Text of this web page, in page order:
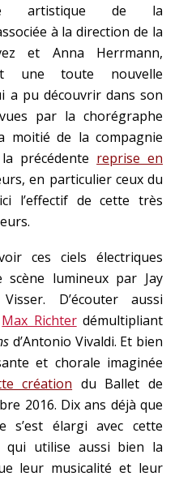
artistique de la
à la direction de la
et Anna Herrmann,
une toute nouvelle
a pu découvrir dans son
par la chorégraphe
moitié de la compagnie
précédente reprise en
en particulier ceux du
l’effectif de cette très
ces ciels électriques
lumineux par Jay
D’écouter aussi
Max Richterdémultipliant
d’Antonio Vivaldi. Et bien
et chorale imaginée
création du Ballet de
2016. Dix ans déjà que
s’est élargi avec cette
qui utilise aussi bien la
leur musicalité et leur